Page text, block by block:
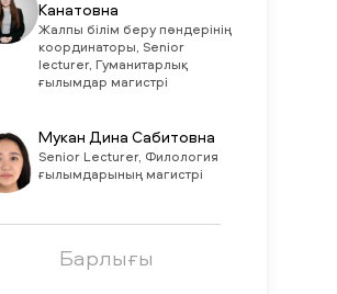
Канатовна
Жалпы білім беру пәндерінің
координаторы, Senior
lecturer, Гуманитарлық
ғылымдар магистрі
Мукан Дина Сабитовна
Senior Lecturer, Филология
ғылымдарының магистрі
Барлығы